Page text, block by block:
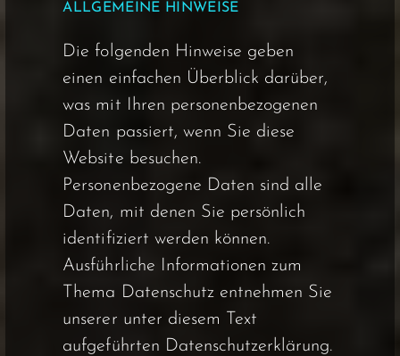
ALLGEMEINE HINWEISE
Die folgenden Hinweise geben
einen einfachen Überblick darüber,
was mit Ihren personenbezogenen
Daten passiert, wenn Sie diese
Website besuchen.
Personenbezogene Daten sind alle
Daten, mit denen Sie persönlich
identifiziert werden können.
Ausführliche Informationen zum
Thema Datenschutz entnehmen Sie
unserer unter diesem Text
aufgeführten Datenschutzerklärung.